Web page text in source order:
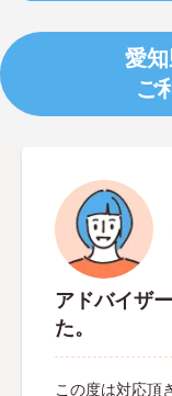
愛
ご
アドバイザ
た。
この度は対応頂